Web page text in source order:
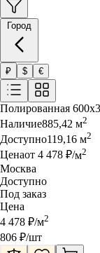
₽ $ €
Полированная
Наличие885,42 м2
Доступно119,16 м2
Ценаот 4 478 ₽/м2
Москва
Доступно
Под заказ
Цена
4 478 ₽/м2
806 ₽/шт